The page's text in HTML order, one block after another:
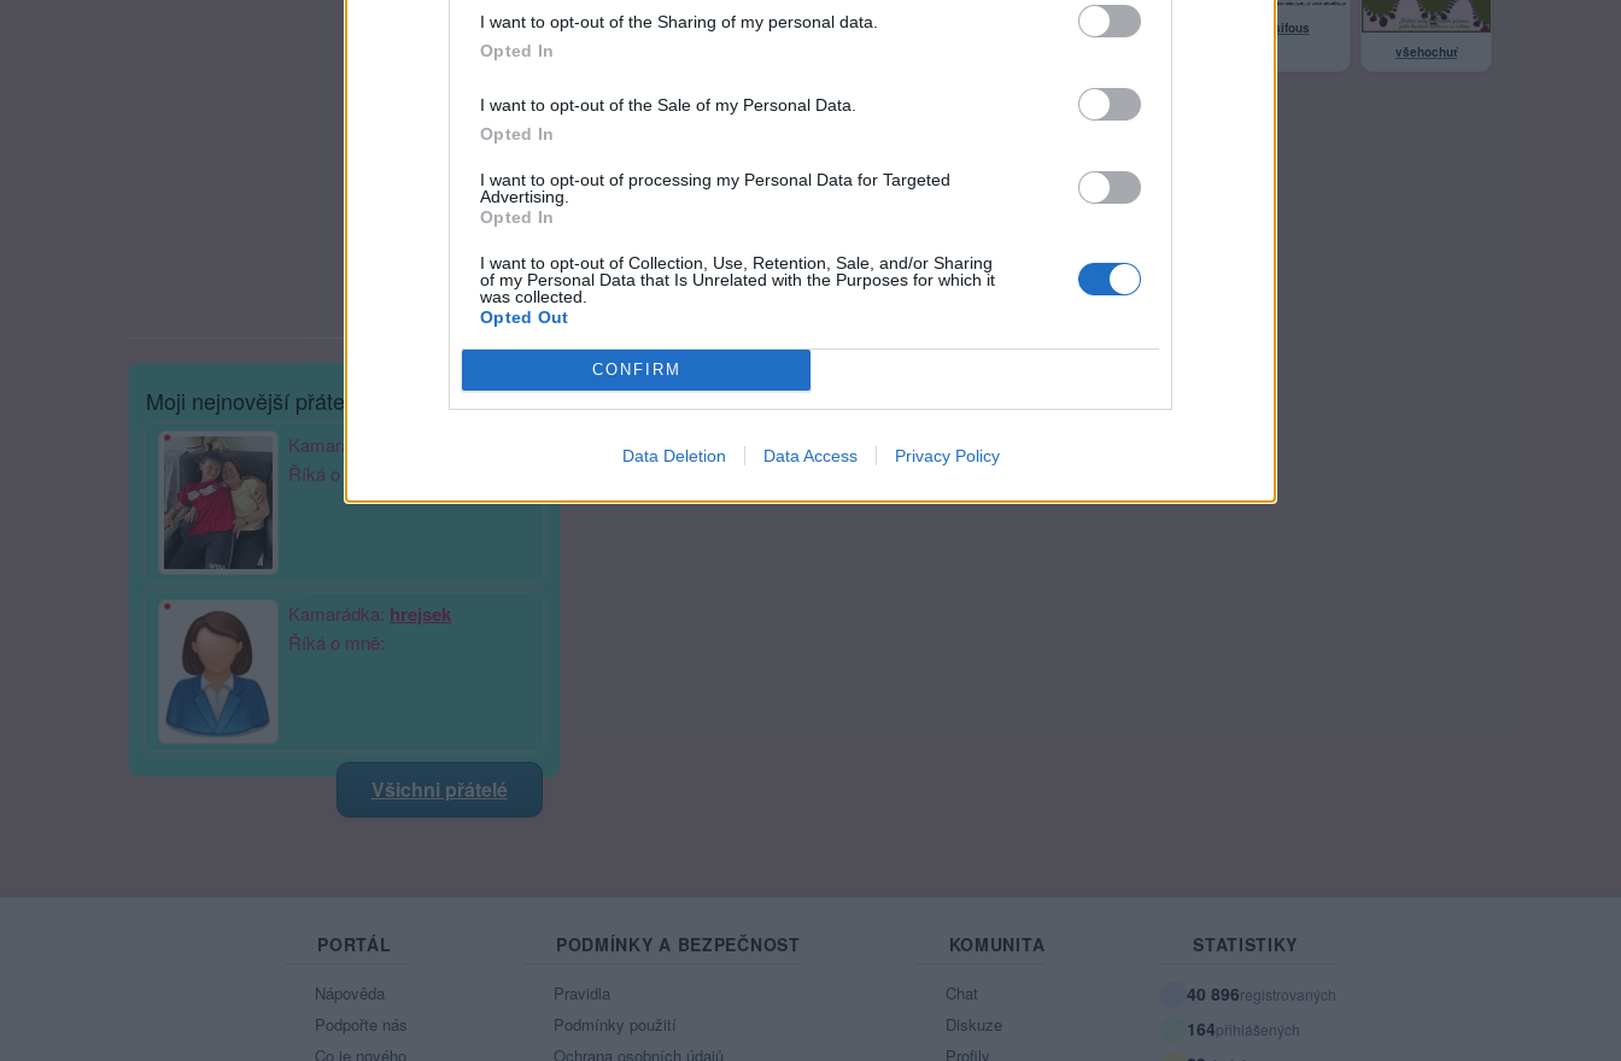
I want to opt-out of the Sharing of my personal data.
Opted In
I want to opt-out of the Sale of my Personal Data.
Opted In
I want to opt-out of processing my Personal Data for Targeted
Advertising.
Opted In
I want to opt-out of Collection, Use, Retention, Sale, and/or Sharing
of my Personal Data that Is Unrelated with the Purposes for which it
was collected.
Opted Out
CONFIRM
Data Deletion Data Access Privacy Policy
josifous
všehochuť
Moji nejnovější přátelé
Kamarádka:
Říká o mně:
Kamarádka: hrejsek
Říká o mně:
Všichni přátelé
PORTÁL
Nápověda
Podpořte nás
Co je nového
PODMÍNKY A BEZPEČNOST
Pravidla
Podmínky použití
Ochrana osobních údajů
KOMUNITA
Chat
Diskuze
Profily
STATISTIKY
40 896registrovaných
164přihlášených